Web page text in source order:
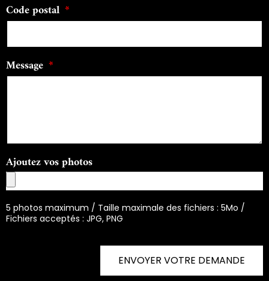
Code postal
Message
Ajoutez vos photos
5 photos maximum / Taille maximale des fichiers : 5Mo /
Fichiers acceptés : JPG, PNG
ENVOYER VOTRE DEMANDE